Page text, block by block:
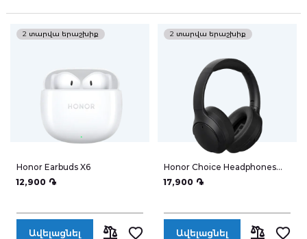
2 տարվա երաշխիք
Honor Earbuds X6
12,900 ֏
Ավելացնել
2 տարվա երաշխիք
Honor Choice Headphones
ME01
17,900 ֏
Ավելացնել